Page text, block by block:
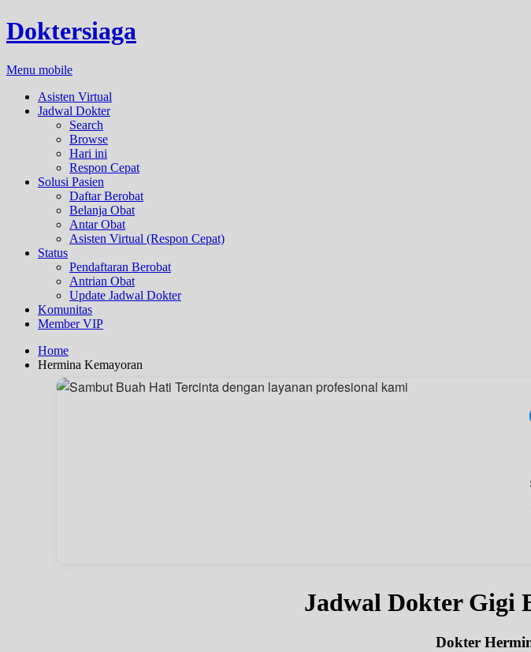
Doktersiaga
Menu mobile
Asisten Virtual
Jadwal Dokter
Search
Browse
Hari ini
Respon Cepat
Solusi Pasien
Daftar Berobat
Belanja Obat
Antar Obat
Asisten Virtual (Respon Cepat)
Status
Pendaftaran Berobat
Antrian Obat
Update Jadwal Dokter
Komunitas
Member VIP
Home
Hermina Kemayoran
Jadwal Dokter Gigi
Dokter